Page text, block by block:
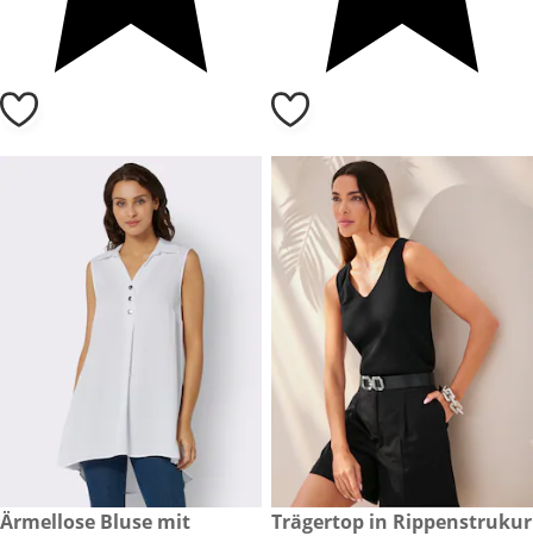
€ 39,99
Ärmellose Bluse mit
€ 19,99
Trägertop in Rippenstrukur